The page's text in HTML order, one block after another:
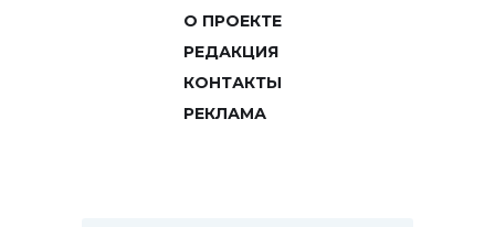
О ПРОЕКТЕ
РЕДАКЦИЯ
КОНТАКТЫ
РЕКЛАМА